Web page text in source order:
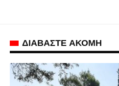
ΔΙΑΒΑΣΤΕ ΑΚΟΜΗ